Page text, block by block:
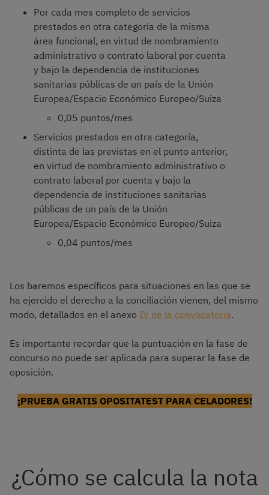
Por cada mes completo de servicios
prestados en otra categoría de la misma
área funcional, en virtud de nombramiento
administrativo o contrato laboral por cuenta
y bajo la dependencia de instituciones
sanitarias públicas de un país de la Unión
Europea/Espacio Económico Europeo/Suiza
0,05 puntos/mes
Servicios prestados en otra categoría,
distinta de las previstas en el punto anterior,
en virtud de nombramiento administrativo o
contrato laboral por cuenta y bajo la
dependencia de instituciones sanitarias
públicas de un país de la Unión
Europea/Espacio Económico Europeo/Suiza
0,04 puntos/mes
Los baremos específicos para situaciones en las que se
ha ejercido el derecho a la conciliación vienen, del mismo
modo, detallados en el anexo IV de la convocatoria.
Es importante recordar que la puntuación en la fase de
concurso no puede ser aplicada para superar la fase de
oposición.
¡PRUEBA GRATIS OPOSITATEST PARA CELADORES!
¿Cómo se calcula la nota